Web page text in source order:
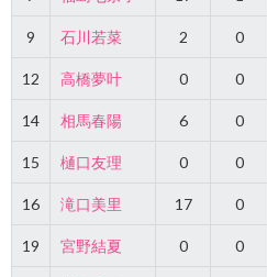
9 石川若菜 2 0
12 高橋夢叶 0 0
14 相馬春陽 6 0
15 樋口友理 0 0
16 滝口美里 17 0
19 宮野結夏 0 0